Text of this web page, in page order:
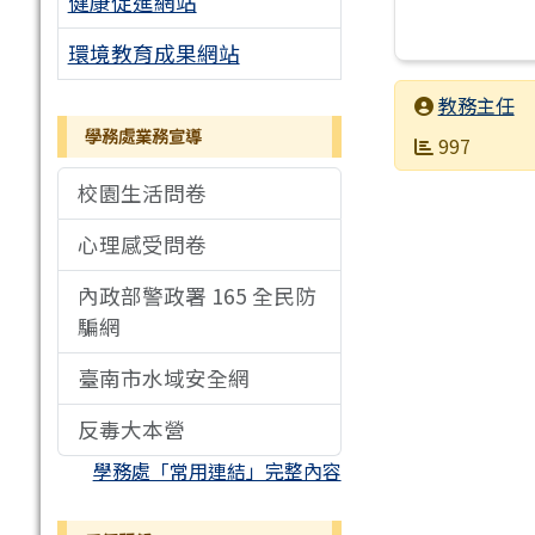
環境教育成果網站
學務處業務宣導
校園生活問卷
心理感受問卷
內政部警政署 165 全民防
騙網
臺南市水域安全網
反毒大本營
學務處「常用連結」完整內容
發布者教務主任
發布日期
瀏覽次數
997